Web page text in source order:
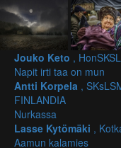
Jouko Keto ,
Napit irti taa on mun
Antti Korpela ,
FINLANDIA
Nurkassa
Lasse Kytömäki ,
Aamun kalamies